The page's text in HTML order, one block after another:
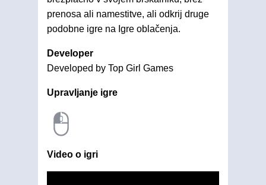
prenosa ali namestitve, ali odkrij druge
podobne igre na Igre oblačenja.
Developer
Developed by Top Girl Games
Upravljanje igre
Video o igri